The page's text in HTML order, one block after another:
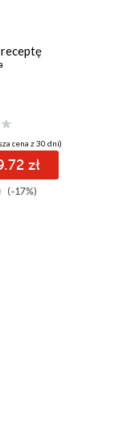
receptę
cena z 30 dni)
zł
(-17%)